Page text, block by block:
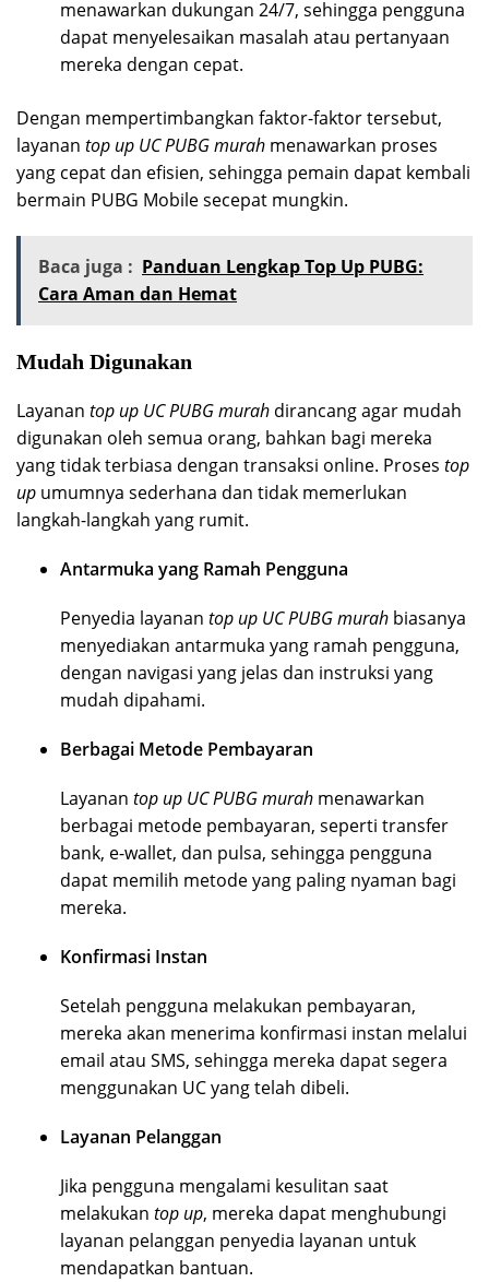
menawarkan dukungan 24/7, sehingga pengguna
dapat menyelesaikan masalah atau pertanyaan
mereka dengan cepat.
Dengan mempertimbangkan faktor-faktor tersebut,
layanan top up UC PUBG murah menawarkan proses
yang cepat dan efisien, sehingga pemain dapat kembali
bermain PUBG Mobile secepat mungkin.
Baca juga : Panduan Lengkap Top Up PUBG:
Cara Aman dan Hemat
Mudah Digunakan
Layanan top up UC PUBG murah dirancang agar mudah
digunakan oleh semua orang, bahkan bagi mereka
yang tidak terbiasa dengan transaksi online. Proses top
up umumnya sederhana dan tidak memerlukan
langkah-langkah yang rumit.
Antarmuka yang Ramah Pengguna
Penyedia layanan top up UC PUBG murah biasanya
menyediakan antarmuka yang ramah pengguna,
dengan navigasi yang jelas dan instruksi yang
mudah dipahami.
Berbagai Metode Pembayaran
Layanan top up UC PUBG murah menawarkan
berbagai metode pembayaran, seperti transfer
bank, e-wallet, dan pulsa, sehingga pengguna
dapat memilih metode yang paling nyaman bagi
mereka.
Konfirmasi Instan
Setelah pengguna melakukan pembayaran,
mereka akan menerima konfirmasi instan melalui
email atau SMS, sehingga mereka dapat segera
menggunakan UC yang telah dibeli.
Layanan Pelanggan
Jika pengguna mengalami kesulitan saat
melakukan top up, mereka dapat menghubungi
layanan pelanggan penyedia layanan untuk
mendapatkan bantuan.